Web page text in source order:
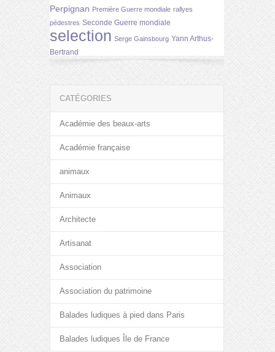
Perpignan Première Guerre mondiale rallyes
pédestres Seconde Guerre mondiale
selection Serge Gainsbourg Yann Arthus-
Bertrand
CATÉGORIES
Académie des beaux-arts
Académie française
animaux
Animaux
Architecte
Artisanat
Association
Association du patrimoine
Balades ludiques à pied dans Paris
Balades ludiques Île de France